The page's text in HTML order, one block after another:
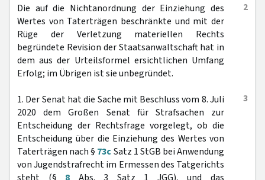
2
Die auf die Nichtanordnung der Einziehung des
Wertes von Taterträgen beschränkte und mit der
Rüge der Verletzung materiellen Rechts
begründete Revision der Staatsanwaltschaft hat in
dem aus der Urteilsformel ersichtlichen Umfang
Erfolg; im Übrigen ist sie unbegründet.
3
1. Der Senat hat die Sache mit Beschluss vom 8. Juli
2020 dem Großen Senat für Strafsachen zur
Entscheidung der Rechtsfrage vorgelegt, ob die
Entscheidung über die Einziehung des Wertes von
Taterträgen nach § 73cSatz 1 StGB bei Anwendung
von Jugendstrafrecht im Ermessen des Tatgerichts